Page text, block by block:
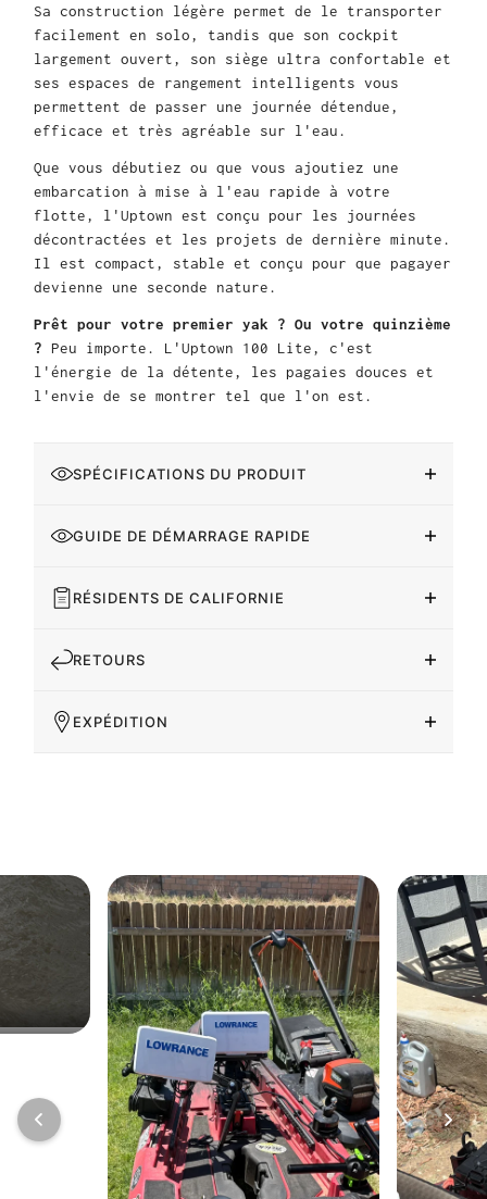
Sa construction légère permet de le transporter
facilement en solo, tandis que son cockpit
largement ouvert, son siège ultra confortable et
ses espaces de rangement intelligents vous
permettent de passer une journée détendue,
efficace et très agréable sur l'eau.
Que vous débutiez ou que vous ajoutiez une
embarcation à mise à l'eau rapide à votre
flotte, l'Uptown est conçu pour les journées
décontractées et les projets de dernière minute.
Il est compact, stable et conçu pour que pagayer
devienne une seconde nature.
Prêt pour votre premier yak ? Ou votre quinzième
? Peu importe. L'Uptown 100 Lite, c'est
l'énergie de la détente, les pagaies douces et
l'envie de se montrer tel que l'on est.
SPÉCIFICATIONS DU PRODUIT
GUIDE DE DÉMARRAGE RAPIDE
RÉSIDENTS DE CALIFORNIE
RETOURS
EXPÉDITION